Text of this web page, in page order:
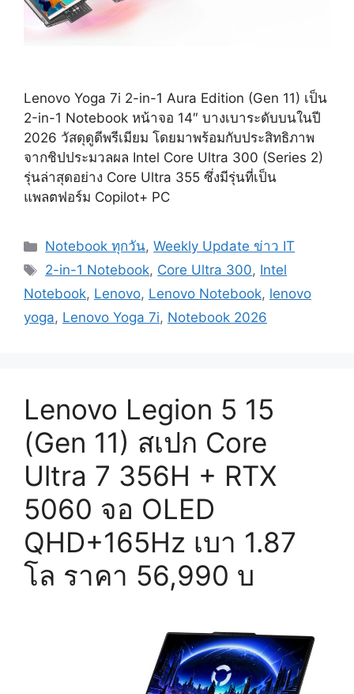
Lenovo Yoga 7i 2-in-1 Aura Edition (Gen 11) เป็น
2-in-1 Notebook หน้าจอ 14″ บางเบาระดับบนในปี
2026 วัสดุดูดีพรีเมียม โดยมาพร้อมกับประสิทธิภาพ
จากชิปประมวลผล Intel Core Ultra 300 (Series 2)
รุ่นล่าสุดอย่าง Core Ultra 355 ซึ่งมีรุ่นที่เป็น
แพลตฟอร์ม Copilot+ PC
Categories
Notebook ทุกวัน,Weekly Update ข่าว IT
Tags
2-in-1 Notebook, Core Ultra 300, Intel
Notebook, Lenovo, Lenovo Notebook, lenovo
yoga, Lenovo Yoga 7i, Notebook 2026
Lenovo Legion 5 15
(Gen 11) สเปก Core
Ultra 7 356H + RTX
5060 จอ OLED
QHD+165Hz เบา 1.87
โล ราคา 56,990 บ